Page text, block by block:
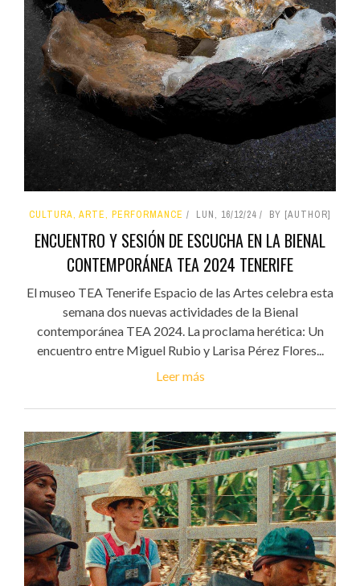
CULTURA, ARTE, PERFORMANCE LUN, 16/12/24 BY [AUTHOR]
ENCUENTRO Y SESIÓN DE ESCUCHA EN LA BIENAL
CONTEMPORÁNEA TEA 2024 TENERIFE
El museo TEA Tenerife Espacio de las Artes celebra esta
semana dos nuevas actividades de la Bienal
contemporánea TEA 2024. La proclama herética: Un
encuentro entre Miguel Rubio y Larisa Pérez Flores...
Leer más